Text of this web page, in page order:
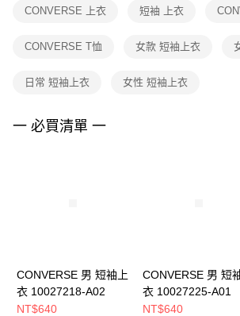
客戶支援中心」
https://
１．透過由恩沛科技股份有限公司提供之「AFTEE
權轉讓予恩沛科技股份有限公司。
３．未成年的使用者請事先徵得法定代理人或監護人
「AFTEE先享後付」，若未經同意申辦者引起之損
CONVERSE 上衣 短袖 上衣
CONVERSE T恤 女款 短袖上衣
日常 短袖上衣 女性 短袖上衣
一 必買清單 一
CONVERSE 男 短袖上
衣 10027218-A02
NT$640
CONVERSE 男 短
衣 10027225-A01
NT$640